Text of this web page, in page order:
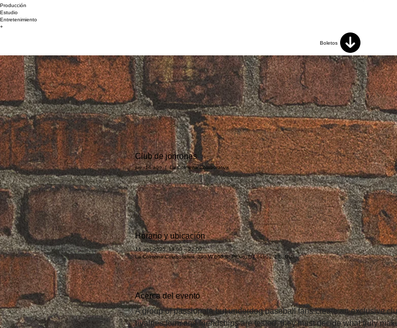
Producción
Estudio
Entretenimiento
+
Boletos
Club de jonrones
jue, 14 ago
  |
La Colmena Colaborativa
Horario y ubicación
14 ago 2025, 19:00 – 22:00
La Colmena Colaborativa, 290 W 600 S, Provo, UT 84601, EE. UU.
Acerca del evento
A group of passionate but underdog baseball fans create an exclusive
rivalries form and friendships are tested, they must decide what truly